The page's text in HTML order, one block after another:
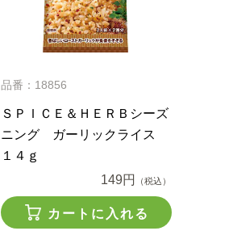
品番：18856
ＳＰＩＣＥ＆ＨＥＲＢシーズ
ニング ガーリックライス
１４ｇ
149円
（税込）
カートに入れる